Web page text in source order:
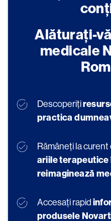
Alăturați-
medicale
Descoperiți
practica
Rămâneți la curent
ariile terapeutice
reimaginează
Accesați rapid
produsele